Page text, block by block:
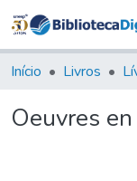
Início Livros
Oeuvres